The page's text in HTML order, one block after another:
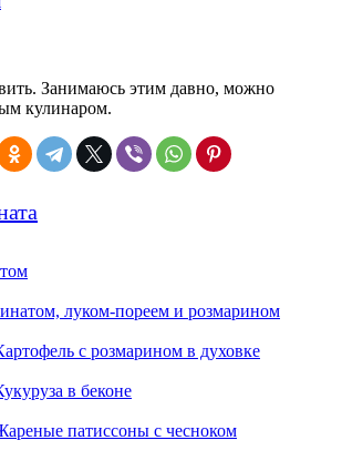
Занимаюсь этим давно, можно
кулинаром.
луком-пореем и розмарином
с розмарином в духовке
в беконе
патиссоны с чесноком